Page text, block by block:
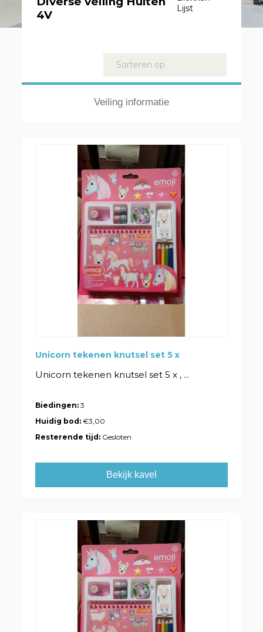
4V
Lijst
Kavels
Veiling informatie
Sorteren op
Unicorn tekenen knutsel set 5 x
Unicorn tekenen knutsel set 5 x , ...
Biedingen: 3
Huidig bod:€3,00
Resterende tijd: Gesloten
Bekijk kavel